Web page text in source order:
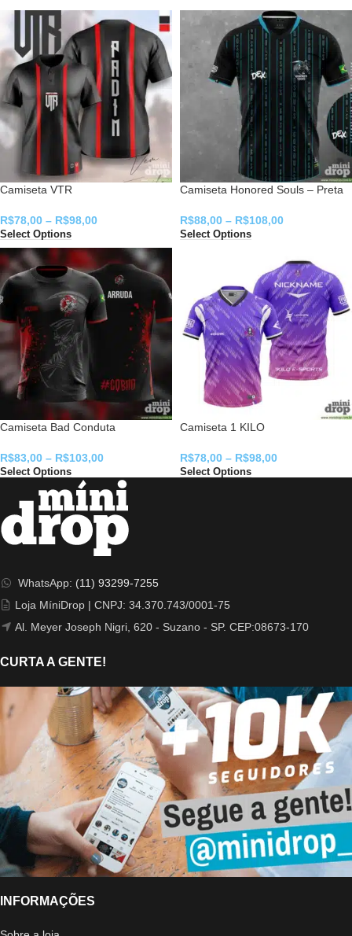
Camiseta VTR
R$78,00 – R$98,00
Select Options
Camiseta Honored Souls – Preta
R$88,00 – R$108,00
Select Options
Camiseta Bad Conduta
R$83,00 – R$103,00
Select Options
Camiseta 1 KILO
R$78,00 – R$98,00
Select Options
WhatsApp: (11) 93299-7255
Loja MíniDrop | CNPJ: 34.370.743/0001-75
Al. Meyer Joseph Nigri, 620 - Suzano - SP. CEP:08673-170
CURTA A GENTE!
INFORMAÇÕES